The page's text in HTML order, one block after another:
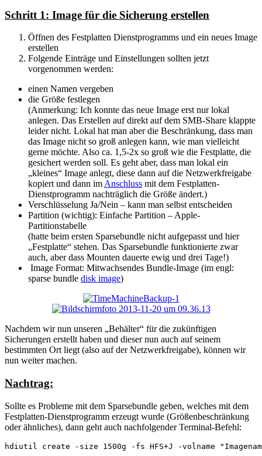
Schritt 1: Image für die Sicherung erstellen
Öffnen des Festplatten Dienstprogramms und ein neues Image
erstellen
Folgende Einträge und Einstellungen sollten jetzt
vorgenommen werden:
einen Namen vergeben
die Größe festlegen
(Anmerkung: Ich konnte das neue Image erst nur lokal
anlegen. Das Erstellen auf direkt auf dem SMB-Share klappte
leider nicht. Lokal hat man aber die Beschränkung, dass man
das Image nicht so groß anlegen kann, wie man vielleicht
gerne möchte. Also ca. 1,5-2x so groß wie die Festplatte, die
gesichert werden soll. Es geht aber, dass man lokal ein
„kleines“ Image anlegt, diese dann auf die Netzwerkfreigabe
kopiert und dann imAnschluss mit dem Festplatten-
Dienstprogramm nachträglich die Größe ändert.)
Verschlüsselung Ja/Nein – kann man selbst entscheiden
Partition (wichtig): Einfache Partition – Apple-
Partitionstabelle
(hatte beim ersten Sparsebundle nicht aufgepasst und hier
„Festplatte“ stehen. Das Sparsebundle funktionierte zwar
auch, aber dass Mounten dauerte ewig und drei Tage!)
Image Format: Mitwachsendes Bundle-Image (im engl:
sparse bundle disk image)
Nachdem wir nun unseren „Behälter“ für die zukünftigen
Sicherungen erstellt haben und dieser nun auch auf seinem
bestimmten Ort liegt (also auf der Netzwerkfreigabe), können wir
nun weiter machen.
Nachtrag:
Sollte es Probleme mit dem Sparsebundle geben, welches mit dem
Festplatten-Dienstprogramm erzeugt wurde (Größenbeschränkung
oder ähnliches), dann geht auch nachfolgender Terminal-Befehl:
hdiutil create -size 1500g -fs HFS+J -volname